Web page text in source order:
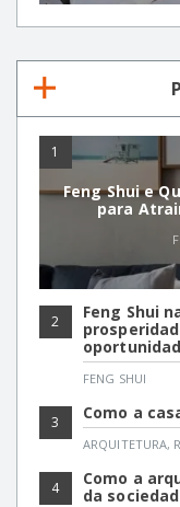
1
Feng Shui e
para
2
Feng Shui
FENG SHUI
3 Como a
ARQUITETURA,
4
Como a
da